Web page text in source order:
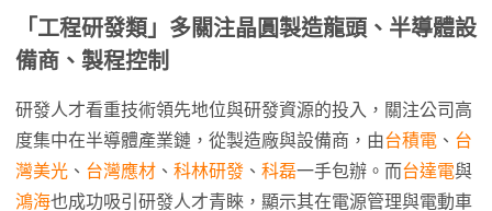
「工程研發類」多關注晶圓製造龍頭、半導體設
備商、製程控制
研發人才看重技術領先地位與研發資源的投入，關注公司高
度集中在半導體產業鏈，從製造廠與設備商，由台積電 、 台
灣美光 、 台灣應材 、 科林研發 、 科磊一手包辦。而台達電與
鴻海也成功吸引研發人才青睞，顯示其在電源管理與電動車